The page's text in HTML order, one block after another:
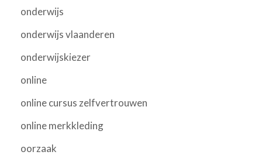
onderwijs
onderwijs vlaanderen
onderwijskiezer
online
online cursus zelfvertrouwen
online merkkleding
oorzaak